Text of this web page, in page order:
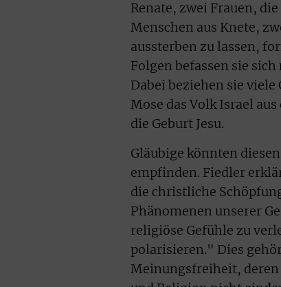
Renate, zwei Frauen,
Menschen aus Knete,
aussterben zu lassen,
Folgen befassen sie
Dabei beziehen sie
Mose das Volk Israel
die Geburt Jesu.
Gläubige könnten
empfinden. Fiedler
die christliche
Phänomenen unserer
religiöse Gefühle zu
polarisieren." Dies
Meinungsfreiheit, deren